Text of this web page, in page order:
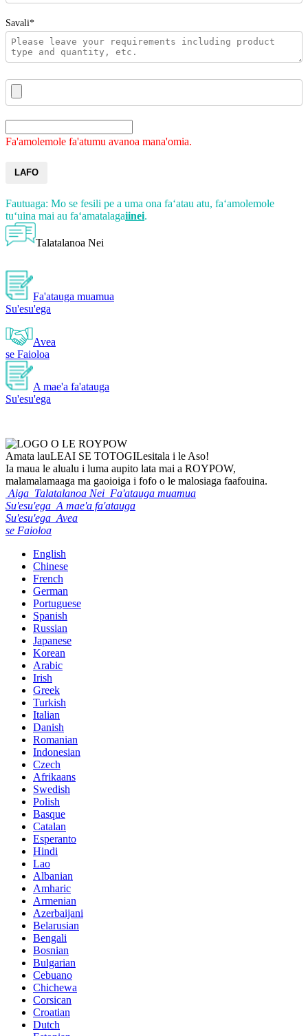
Savali*
Fa'amolemole fa'atumu avanoa mana'omia.
LAFO
Fautuaga: Mo se fesili pe a uma ona faʻatau atu, faʻamolemole
tuʻuina mai au faʻamatalagaiinei.
Talatalanoa Nei
Fa'atauga muamua
Su'esu'ega
Avea
se Faioloa
A mae'a fa'atauga
Su'esu'ega
Amata lauLEAI SE TOTOGILesitala i le Aso!
Ia maua le alualu i luma aupito lata mai a ROYPOW,
malamalamaaga ma gaoioiga i fofo o le malosiaga faafouina.
Aiga Talatalanoa Nei Fa'atauga muamua
Su'esu'ega A mae'a fa'atauga
Su'esu'ega Avea
se Faioloa
English
Chinese
French
German
Portuguese
Spanish
Russian
Japanese
Korean
Arabic
Irish
Greek
Turkish
Italian
Danish
Romanian
Indonesian
Czech
Afrikaans
Swedish
Polish
Basque
Catalan
Esperanto
Hindi
Lao
Albanian
Amharic
Armenian
Azerbaijani
Belarusian
Bengali
Bosnian
Bulgarian
Cebuano
Chichewa
Corsican
Croatian
Dutch